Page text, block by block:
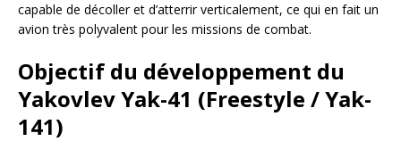
capable de décoller et d’atterrir verticalement, ce qui en fait un
avion très polyvalent pour les missions de combat.
Objectif du développement du
Yakovlev Yak-41 (Freestyle / Yak-
141)